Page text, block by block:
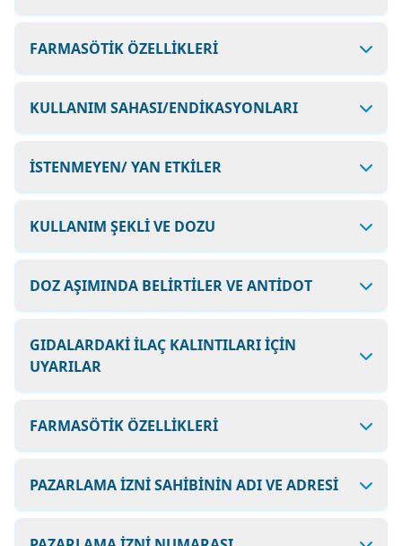
FARMASÖTİK ÖZELLİKLERİ
KULLANIM SAHASI/ENDİKASYONLARI
İSTENMEYEN/ YAN ETKİLER
KULLANIM ŞEKLİ VE DOZU
DOZ AŞIMINDA BELİRTİLER VE ANTİDOT
GIDALARDAKİ İLAÇ KALINTILARI İÇİN
UYARILAR
FARMASÖTİK ÖZELLİKLERİ
PAZARLAMA İZNİ SAHİBİNİN ADI VE ADRESİ